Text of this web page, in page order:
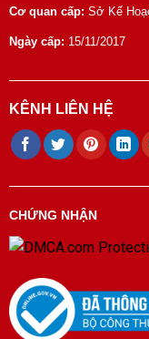
Cơ quan cấp: Sở Kế
Ngày cấp: 15/11/2017
KÊNH LIÊN HỆ
CHỨNG NHẬN